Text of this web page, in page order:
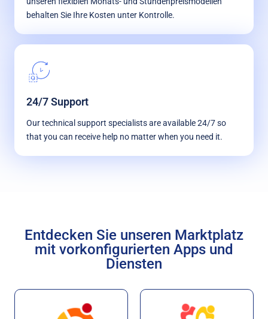
behalten Sie Ihre Kosten unter Kontrolle.
24/7 Support
Our technical support specialists are available 24/7 so
that you can receive help no matter when you need it.
Entdecken Sie unseren Marktplatz
mit vorkonfigurierten Apps und
Diensten